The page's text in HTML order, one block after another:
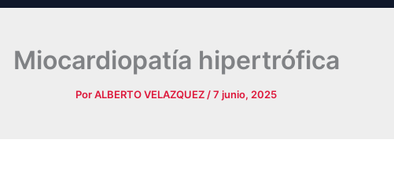
Miocardiopatía hipertrófica
PorALBERTO VELAZQUEZ /7 junio, 2025